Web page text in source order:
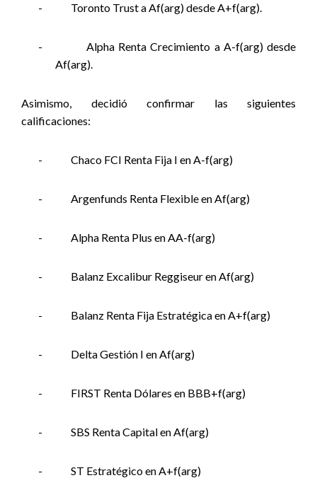
- Toronto Trust a Af(arg) desde A+f(arg).
-
Alpha Renta Crecimiento a A-f(arg) desde
Af(arg).
Asimismo, decidió confirmar las siguientes
calificaciones:
- Chaco FCI Renta Fija I en A-f(arg)
- Argenfunds Renta Flexible en Af(arg)
- Alpha Renta Plus en AA-f(arg)
- Balanz Excalibur Reggiseur en Af(arg)
- Balanz Renta Fija Estratégica en A+f(arg)
- Delta Gestión I en Af(arg)
- FIRST Renta Dólares en BBB+f(arg)
- SBS Renta Capital en Af(arg)
- ST Estratégico en A+f(arg)